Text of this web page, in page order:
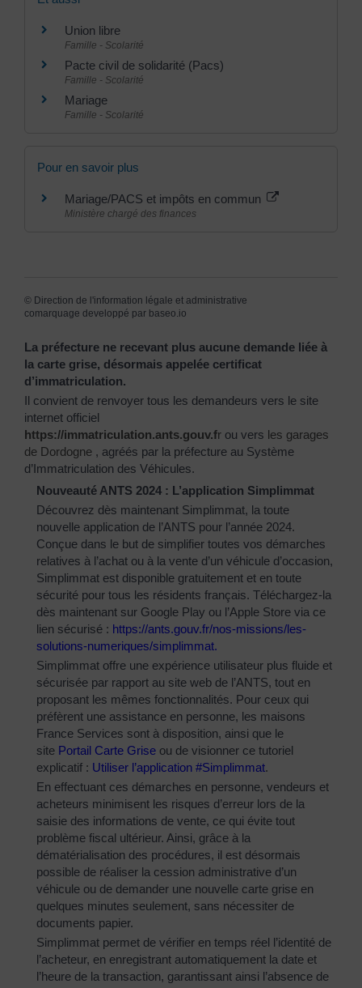
Union libre
Famille - Scolarité
Pacte civil de solidarité (Pacs)
Famille - Scolarité
Mariage
Famille - Scolarité
Pour en savoir plus
Mariage/PACS et impôts en commun
Ministère chargé des finances
© Direction de l'information légale et administrative
comarquage developpé par baseo.io
La préfecture ne recevant plus aucune demande liée à
la carte grise, désormais appelée certificat
d’immatriculation.
Il convient de renvoyer tous les demandeurs vers le site
internet officiel
https://immatriculation.ants.gouv.fr ou vers les garages
de Dordogne , agréés par la préfecture au Système
d’Immatriculation des Véhicules.
Nouveauté ANTS 2024 : L’application Simplimmat
Découvrez dès maintenant Simplimmat, la toute
nouvelle application de l’ANTS pour l’année 2024.
Conçue dans le but de simplifier toutes vos démarches
relatives à l’achat ou à la vente d’un véhicule d’occasion,
Simplimmat est disponible gratuitement et en toute
sécurité pour tous les résidents français. Téléchargez-la
dès maintenant sur Google Play ou l’Apple Store via ce
lien sécurisé : https://ants.gouv.fr/nos-missions/les-
solutions-numeriques/simplimmat.
Simplimmat offre une expérience utilisateur plus fluide et
sécurisée par rapport au site web de l’ANTS, tout en
proposant les mêmes fonctionnalités. Pour ceux qui
préfèrent une assistance en personne, les maisons
France Services sont à disposition, ainsi que le
site Portail Carte Grise ou de visionner ce tutoriel
explicatif : Utiliser l’application #Simplimmat.
En effectuant ces démarches en personne, vendeurs et
acheteurs minimisent les risques d’erreur lors de la
saisie des informations de vente, ce qui évite tout
problème fiscal ultérieur. Ainsi, grâce à la
dématérialisation des procédures, il est désormais
possible de réaliser la cession administrative d’un
véhicule ou de demander une nouvelle carte grise en
quelques minutes seulement, sans nécessiter de
documents papier.
Simplimmat permet de vérifier en temps réel l’identité de
l’acheteur, en enregistrant automatiquement la date et
l’heure de la transaction, garantissant ainsi l’absence de